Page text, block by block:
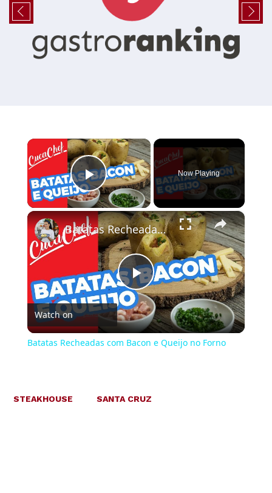
×
Play Video
Now Playing
×
Play
Video
Batatas Recheadas com Bacon e Queijo no Forno
Watch on
Batatas Recheadas com Bacon e Queijo no Forno
STEAKHOUSE SANTA CRUZ